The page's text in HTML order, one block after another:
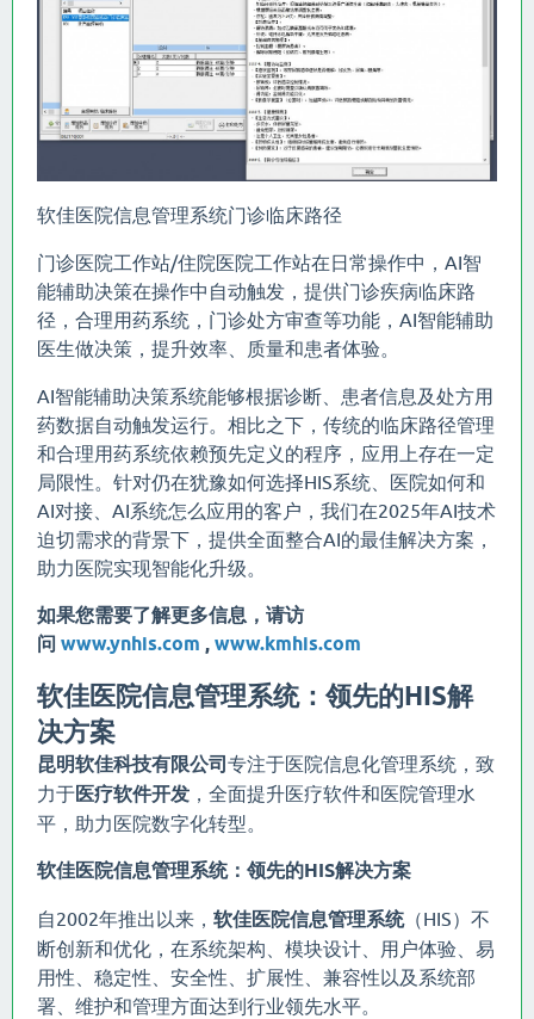
软佳医院信息管理系统门诊临床路径
门诊医院工作站/住院医院工作站在日常操作中，AI智
能辅助决策在操作中自动触发，提供门诊疾病临床路
径，合理用药系统，门诊处方审查等功能，AI智能辅助
医生做决策，提升效率、质量和患者体验。
AI智能辅助决策系统能够根据诊断、患者信息及处方用
药数据自动触发运行。相比之下，传统的临床路径管理
和合理用药系统依赖预先定义的程序，应用上存在一定
局限性。针对仍在犹豫如何选择HIS系统、医院如何和
AI对接、AI系统怎么应用的客户，我们在2025年AI技术
迫切需求的背景下，提供全面整合AI的最佳解决方案，
助力医院实现智能化升级。
如果您需要了解更多信息，请访
问 www.ynhis.com , www.kmhis.com
软佳医院信息管理系统：领先的HIS解
决方案
昆明软佳科技有限公司 专注于医院信息化管理系统，致
力于医疗软件开发 ，全面提升医疗软件和医院管理水
平，助力医院数字化转型。
软佳医院信息管理系统：领先的HIS解决方案
自2002年推出以来， 软佳医院信息管理系统 （HIS）不
断创新和优化，在系统架构、模块设计、用户体验、易
用性、稳定性、安全性、扩展性、兼容性以及系统部
署、维护和管理方面达到行业领先水平。